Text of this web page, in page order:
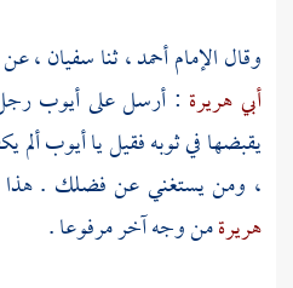
وقال الإمامأحمد، ثناسفيان،
أبي هريرة : أرسل علىأيوب
يقبضها في ثوبه فقيل ياأيوبألم
، ومن يستغني عن فضلك .
هريرةمن وجه آخر مرفوعا .